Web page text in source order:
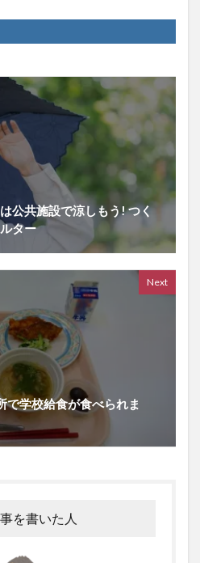
公共施設で涼しもう! つく
ター
Next
で学校給食が食べられま
を書いた人